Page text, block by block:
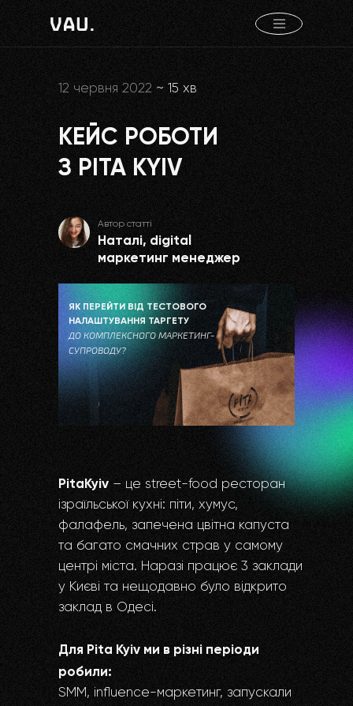
Головна » Блог Кейс роботи з Pita Kyiv
12 червня 2022 ~ 15 хв
КЕЙС РОБОТИ
З PITA KYIV
Автор статті
Наталі, digital
маркетинг менеджер
ЯК ПЕРЕЙТИ ВІД ТЕСТОВОГО
НАЛАШТУВАННЯ ТАРГЕТУ
ДО КОМПЛЕКСНОГО МАРКЕТИНГ-
СУПРОВОДУ?
PitaKyiv – це street-food ресторан
ізраїльської кухні: піти, хумус,
фалафель, запечена цвітна капуста
та багато смачних страв у самому
центрі міста. Наразі працює 3 заклади
у Києві та нещодавно було відкрито
заклад в Одесі.
Для Pita Kyiv ми в різні періоди
робили:
SMM, influence-маркетинг, запускали